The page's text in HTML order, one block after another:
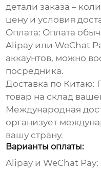
детали заказа –
цену и условия
Оплата: Оплата
Alipay или WeChat
аккаунтов, можно
посредника.
Доставка по Китаю:
товар на склад
Международная
организует
вашу страну.
Варианты оплаты:
Alipay и WeChat Pay: